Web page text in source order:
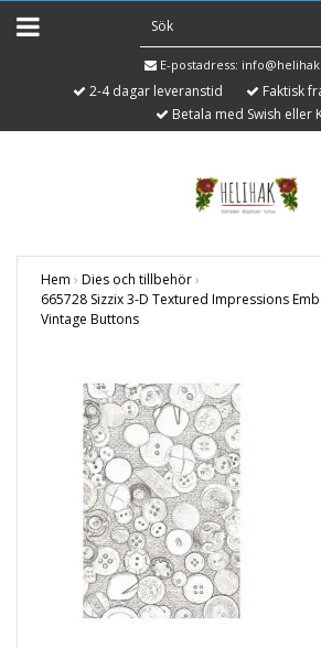
E-postadress:
2-4 dagar leveranstid
Faktisk
Betala med Swish eller
Hem › Dies och tillbehör›
665728 Sizzix 3-D Textured Impressions
Vintage Buttons